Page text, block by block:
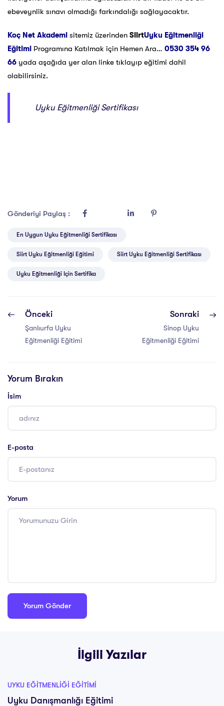
ebeveynlik sınavı olmadığı farkındalığı sağlayacaktır.
Koç Net Akademi sitemiz üzerinden SiirtUyku Eğitmenliği
Eğitimi Programına Katılmak için Hemen Ara… 0530 354 96
66 yada aşağıda yer alan linke tıklayıp eğitimi dahil
olabilirsiniz.
Uyku Eğitmenliği Sertifikası
Gönderiyi Paylaş :
En Uygun Uyku Eğitmenliği Sertifikası
Siirt Uyku Eğitmenliği Eğitimi Siirt Uyku Eğitmenliği Sertifikası
Uyku Eğitmenliği Için Sertifika
Önceki
Şanlıurfa Uyku
Eğitmenliği Eğitimi
Sonraki
Sinop Uyku
Eğitmenliği Eğitimi
Yorum Bırakın
İsim
E-posta
Yorum
İlgili Yazılar
UYKU EĞITMENLIĞI EĞITIMI
Uyku Danışmanlığı Eğitimi